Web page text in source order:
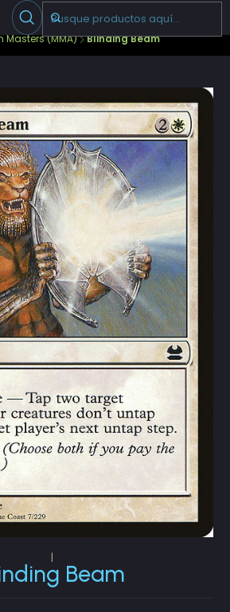
Escribenos
Ediciones Especiales
Masters (MMA) Blinding Beam
Beam